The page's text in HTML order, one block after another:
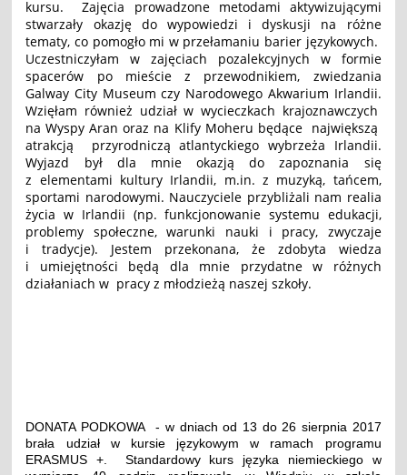
kursu. Zajęcia prowadzone metodami aktywizującymi
stwarzały okazję do wypowiedzi i dyskusji na różne
tematy, co pomogło mi w przełamaniu barier językowych.
Uczestniczyłam w zajęciach pozalekcyjnych w formie
spacerów po mieście z przewodnikiem, zwiedzania
Galway City Museum czy Narodowego Akwarium Irlandii.
Wzięłam również udział w wycieczkach krajoznawczych
na Wyspy Aran oraz na Klify Moheru będące największą
atrakcją przyrodniczą atlantyckiego wybrzeża Irlandii.
Wyjazd był dla mnie okazją do zapoznania się
z elementami kultury Irlandii, m.in. z muzyką, tańcem,
sportami narodowymi. Nauczyciele przybliżali nam realia
życia w Irlandii (np. funkcjonowanie systemu edukacji,
problemy społeczne, warunki nauki i pracy, zwyczaje
i tradycje). Jestem przekonana, że zdobyta wiedza
i umiejętności będą dla mnie przydatne w różnych
działaniach w pracy z młodzieżą naszej szkoły.
DONATA PODKOWA - w dniach od 13 do 26 sierpnia 2017
brała udział w kursie językowym w ramach programu
ERASMUS +. Standardowy kurs języka niemieckiego w